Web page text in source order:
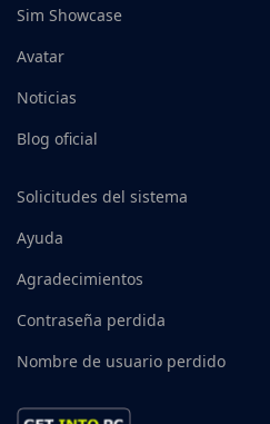
Sim Showcase
Avatar
Noticias
Blog oficial
Solicitudes del sistema
Ayuda
Agradecimientos
Contraseña perdida
Nombre de usuario perdido